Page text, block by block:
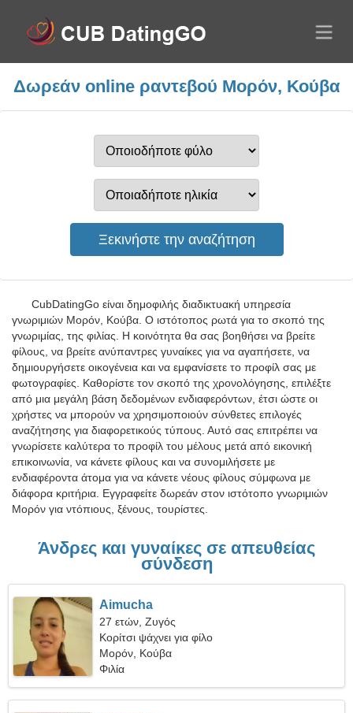
Δωρεάν online ραντεβού Μορόν, Κούβα
CubDatingGo είναι δημοφιλής διαδικτυακή υπηρεσία
γνωριμιών Μορόν, Κούβα. Ο ιστότοπος ρωτά για το σκοπό της
γνωριμίας, της φιλίας. Η κοινότητα θα σας βοηθήσει να βρείτε
φίλους, να βρείτε ανύπαντρες γυναίκες για να αγαπήσετε, να
δημιουργήσετε οικογένεια και να εμφανίσετε το προφίλ σας με
φωτογραφίες. Καθορίστε τον σκοπό της χρονολόγησης, επιλέξτε
από μια μεγάλη βάση δεδομένων ενδιαφερόντων, έτσι ώστε οι
χρήστες να μπορούν να χρησιμοποιούν σύνθετες επιλογές
αναζήτησης για διαφορετικούς τύπους. Αυτό σας επιτρέπει να
γνωρίσετε καλύτερα το προφίλ του μέλους μετά από εικονική
επικοινωνία, να κάνετε φίλους και να συνομιλήσετε με
ενδιαφέροντα άτομα για να κάνετε νέους φίλους σύμφωνα με
διάφορα κριτήρια. Εγγραφείτε δωρεάν στον ιστότοπο γνωριμιών
Μορόν για ντόπιους, ξένους, τουρίστες.
Άνδρες και γυναίκες σε απευθείας
σύνδεση
Aimucha
27 ετών, Ζυγός
Κορίτσι ψάχνει για φίλο
Μορόν, Κούβα
Φιλία